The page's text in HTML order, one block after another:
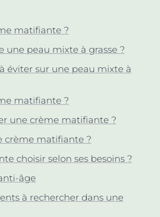
matifiante ?
peau mixte à grasse ?
éviter sur une peau mixte à
matifiante ?
une crème matifiante ?
crème matifiante ?
choisir selon ses besoins ?
âge
à rechercher dans une